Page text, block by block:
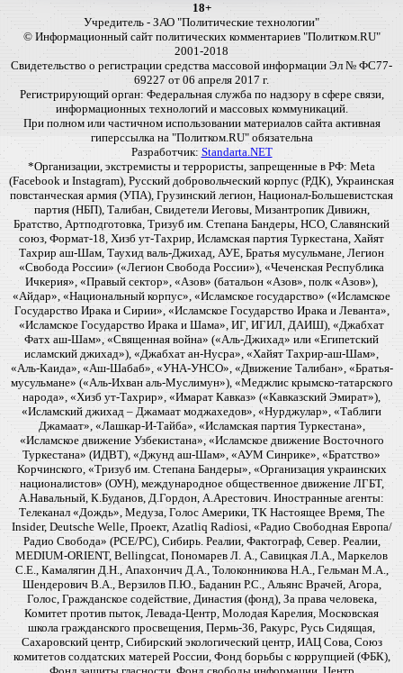
18+
Учредитель - ЗАО "Политические технологии"
© Информационный сайт политических комментариев "Политком.RU"
2001-2018
Свидетельство о регистрации средства массовой информации Эл № ФС77-
69227 от 06 апреля 2017 г.
Регистрирующий орган: Федеральная служба по надзору в сфере связи,
информационных технологий и массовых коммуникаций.
При полном или частичном использовании материалов сайта активная
гиперссылка на "Политком.RU" обязательна
Разработчик: Standarta.NET
*Организации, экстремисты и террористы, запрещенные в РФ: Meta
(Facebook и Instagram), Русский добровольческий корпус (РДК), Украинская
повстанческая армия (УПА), Грузинский легион, Национал-Большевистская
партия (НБП), Талибан, Свидетели Иеговы, Мизантропик Дивижн,
Братство, Артподготовка, Тризуб им. Степана Бандеры, НСО, Славянский
союз, Формат-18, Хизб ут-Тахрир, Исламская партия Туркестана, Хайят
Тахрир аш-Шам, Таухид валь-Джихад, АУЕ, Братья мусульмане, Легион
«Свобода России» («Легион Свобода России»), «Чеченская Республика
Ичкерия», «Правый сектор», «Азов» (батальон «Азов», полк «Азов»),
«Айдар», «Национальный корпус», «Исламское государство» («Исламское
Государство Ирака и Сирии», «Исламское Государство Ирака и Леванта»,
«Исламское Государство Ирака и Шама», ИГ, ИГИЛ, ДАИШ), «Джабхат
Фатх аш-Шам», «Священная война» («Аль-Джихад» или «Египетский
исламский джихад»), «Джабхат ан-Нусра», «Хайят Тахрир-аш-Шам»,
«Аль-Каида», «Аш-Шабаб», «УНА-УНСО», «Движение Талибан», «Братья-
мусульмане» («Аль-Ихван аль-Муслимун»), «Меджлис крымско-татарского
народа», «Хизб ут-Тахрир», «Имарат Кавказ» («Кавказский Эмират»),
«Исламский джихад – Джамаат моджахедов», «Нурджулар», «Таблиги
Джамаат», «Лашкар-И-Тайба», «Исламская партия Туркестана»,
«Исламское движение Узбекистана», «Исламское движение Восточного
Туркестана» (ИДВТ), «Джунд аш-Шам», «АУМ Синрике», «Братство»
Корчинского, «Тризуб им. Степана Бандеры», «Организация украинских
националистов» (ОУН), международное общественное движение ЛГБТ,
А.Навальный, К.Буданов, Д.Гордон, А.Арестович. Иностранные агенты:
Телеканал «Дождь», Медуза, Голос Америки, ТК Настоящее Время, The
Insider, Deutsche Welle, Проект, Azatliq Radiosi, «Радио Свободная Европа/
Радио Свобода» (PCE/PC), Сибирь. Реалии, Фактограф, Север. Реалии,
MEDIUM-ORIENT, Bellingcat, Пономарев Л. А., Савицкая Л.А., Маркелов
С.Е., Камалягин Д.Н., Апахончич Д.А., Толоконникова Н.А., Гельман М.А.,
Шендерович В.А., Верзилов П.Ю., Баданин Р.С., Альянс Врачей, Агора,
Голос, Гражданское содействие, Династия (фонд), За права человека,
Комитет против пыток, Левада-Центр, Молодая Карелия, Московская
школа гражданского просвещения, Пермь-36, Ракурс, Русь Сидящая,
Сахаровский центр, Сибирский экологический центр, ИАЦ Сова, Союз
комитетов солдатских матерей России, Фонд борьбы с коррупцией (ФБК),